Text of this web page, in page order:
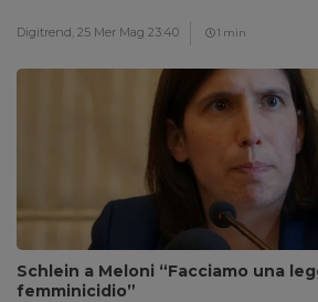
Digitrend, 25 Mer Mag 23:40 1 min
Schlein a Meloni “Facciamo una
femminicidio”